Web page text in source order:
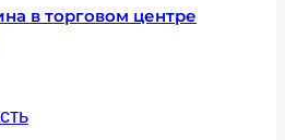
в торговом центре